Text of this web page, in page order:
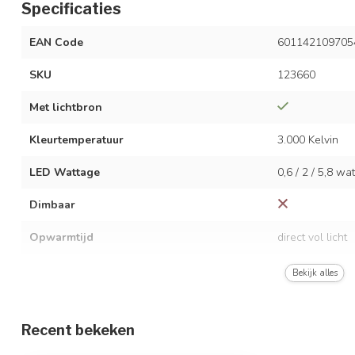
Specificaties
EAN Code
SKU 123660
Met lichtbron
Kleurtemperatuur 3.000 Kelvin
LED Wattage 0,6 / 2 / 5,8
Dimbaar
Opwarmtijd direct vol licht
60 / 240 / 600
Afmetingen
Bekijk alles
Recent bekeken